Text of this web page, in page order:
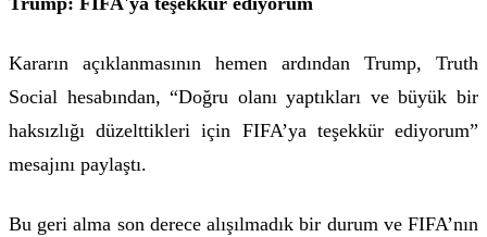
Kararın açıklanmasının hemen ardından Trump, Truth
Social hesabından, “Doğru olanı yaptıkları ve büyük bir
haksızlığı düzelttikleri için FIFA’ya teşekkür ediyorum”
mesajını paylaştı.
Bu geri alma son derece alışılmadık bir durum ve FIFA’nın